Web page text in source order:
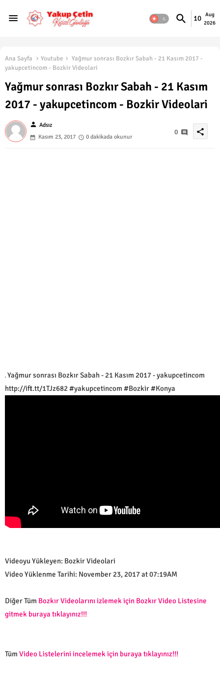
10
Aug
2026
Ana Sayfa Youtube
Yağmur sonrası Bozkır Sabah - 21 Kasım 2017 -
yakupcetincom - Bozkir Videolari
Yağmur sonrası Bozkır Sabah - 21 Kasım
2017 - yakupcetincom - Bozkir Videolari
person Adsız
Kasım 23, 2017
0 dakikada okunur
0 share
Yağmur sonrası Bozkır Sabah - 21 Kasım 2017 - yakupcetincom
http://ift.tt/1TJz682 #yakupcetincom #Bozkir #Konya
Videoyu Yükleyen: Bozkir Videolari
Video Yüklenme Tarihi: November 23, 2017 at 07:19AM
Diğer Tüm Bozkır Videolarını izlemek için Bozkır Video Listesine
gitmek buraya tıklayınız!!!
Tüm Video Listelerini incelemek için buraya tıklayınız!!!